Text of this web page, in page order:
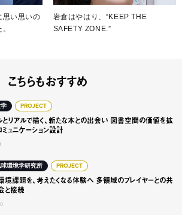
思い思いの
岩倉はやはり、“KEEP THE
SAFETY ZONE.”
こちらもおすすめ
PROJECT
とリアルで描く、新たな本との出会い 図書空間の価値を拡
ュニケーション設計
描く、新たな本との出会い 図書空間の
環境学研究所 PROJECT
境課題を、考えたくなる体験へ 多領域のプレイヤーとの共
と接続
考えたくなる体験へ 多領域のプレイヤ